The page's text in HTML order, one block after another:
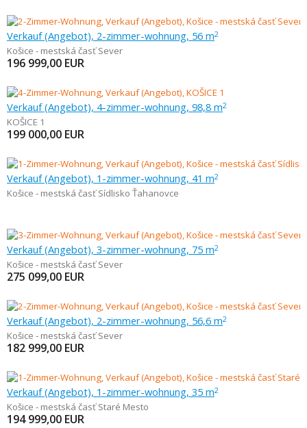
Verkauf (Angebot), 2-zimmer-wohnung, 56 m2
Košice - mestská časť Sever
196 999,00 EUR
Verkauf (Angebot), 4-zimmer-wohnung, 98,8 m2
KOŠICE 1
199 000,00 EUR
Verkauf (Angebot), 1-zimmer-wohnung, 41 m2
Košice - mestská časť Sídlisko Ťahanovce
Verkauf (Angebot), 3-zimmer-wohnung, 75 m2
Košice - mestská časť Sever
275 099,00 EUR
Verkauf (Angebot), 2-zimmer-wohnung, 56,6 m2
Košice - mestská časť Sever
182 999,00 EUR
Verkauf (Angebot), 1-zimmer-wohnung, 35 m2
Košice - mestská časť Staré Mesto
194 999,00 EUR